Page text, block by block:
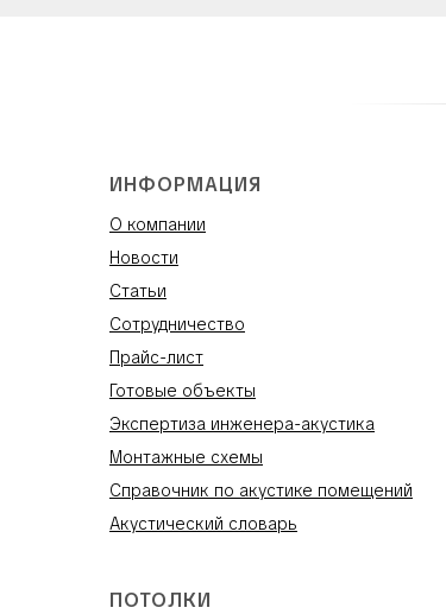
ИНФОРМАЦИЯ
О компании
Новости
Статьи
Сотрудничество
Прайс-лист
Готовые объекты
Экспертиза инженера-акустика
Монтажные схемы
Справочник по акустике помещений
Акустический словарь
ПОТОЛКИ